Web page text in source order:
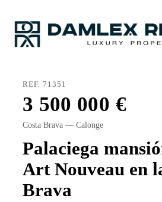
REF. 71351
3 500 000
Costa Brava — Calonge
Palaciega
Art Nouveau en
Brava